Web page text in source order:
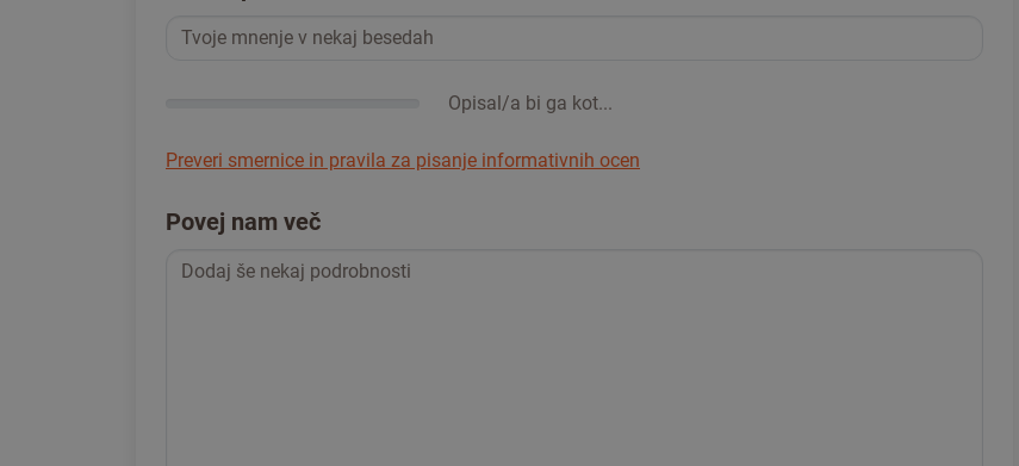
Opisal/a bi ga kot...
Preveri smernice in pravila za pisanje informativnih ocen
Povej nam več